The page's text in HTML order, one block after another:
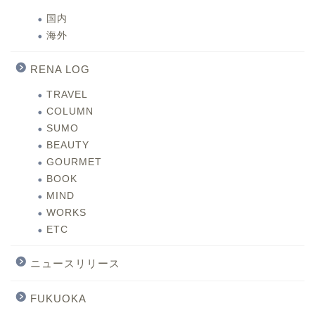
国内
海外
RENA LOG
TRAVEL
COLUMN
SUMO
BEAUTY
GOURMET
BOOK
MIND
WORKS
ETC
ニュースリリース
FUKUOKA